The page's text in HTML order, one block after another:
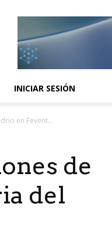
INICIAR SESIÓN
en Fevent...
de
del